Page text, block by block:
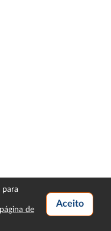
para
página de